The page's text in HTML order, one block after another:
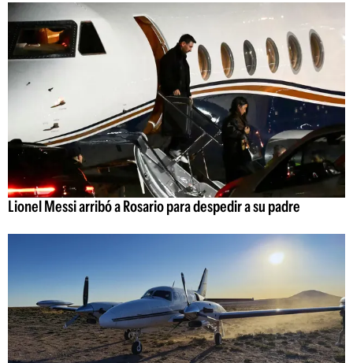
Lionel Messi arribó a Rosario para despedir a su padre